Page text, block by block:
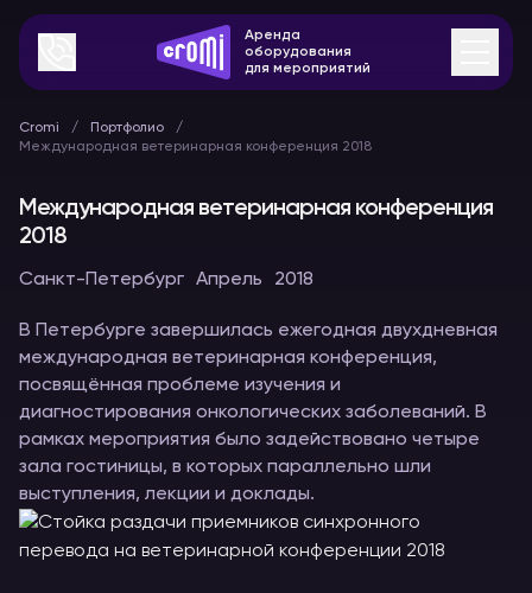
Аренда
оборудования
для мероприятий
Cromi
Портфолио
Международная ветеринарная конференция 2018
Международная ветеринарная конференция
2018
Санкт-Петербург Апрель 2018
В Петербурге завершилась ежегодная двухдневная
международная ветеринарная конференция,
посвящённая проблеме изучения и
диагностирования онкологических заболеваний. В
рамках мероприятия было задействовано четыре
зала гостиницы, в которых параллельно шли
выступления, лекции и доклады.